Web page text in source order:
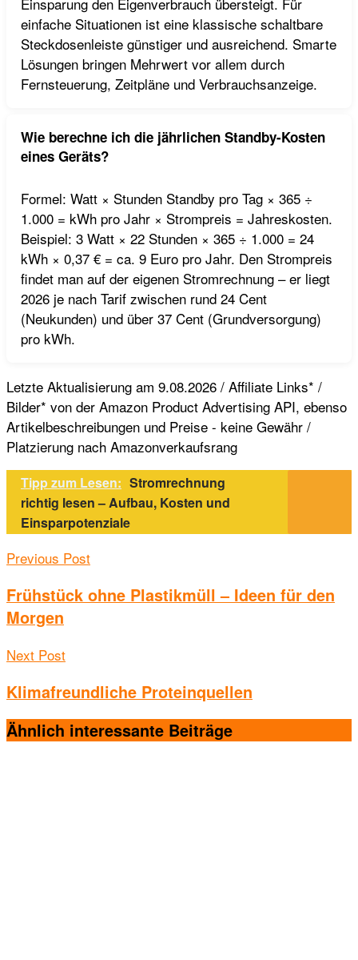
einfache Situationen ist eine klassische schaltbare
Steckdosenleiste günstiger und ausreichend. Smarte
Lösungen bringen Mehrwert vor allem durch
Fernsteuerung, Zeitpläne und Verbrauchsanzeige.
Wie berechne ich die jährlichen Standby-Kosten
eines Geräts?
Formel: Watt × Stunden Standby pro Tag × 365 ÷
1.000 = kWh pro Jahr × Strompreis = Jahreskosten.
Beispiel: 3 Watt × 22 Stunden × 365 ÷ 1.000 = 24
kWh × 0,37 € = ca. 9 Euro pro Jahr. Den Strompreis
findet man auf der eigenen Stromrechnung – er liegt
2026 je nach Tarif zwischen rund 24 Cent
(Neukunden) und über 37 Cent (Grundversorgung)
pro kWh.
Letzte Aktualisierung am 9.08.2026 / Affiliate Links* /
Bilder* von der Amazon Product Advertising API, ebenso
Artikelbeschreibungen und Preise - keine Gewähr /
Platzierung nach Amazonverkaufsrang
Tipp zum Lesen: Stromrechnung
richtig lesen – Aufbau, Kosten und
Einsparpotenziale
Previous Post
Frühstück ohne Plastikmüll – Ideen für den
Morgen
Next Post
Klimafreundliche Proteinquellen
Ähnlich interessante Beiträge